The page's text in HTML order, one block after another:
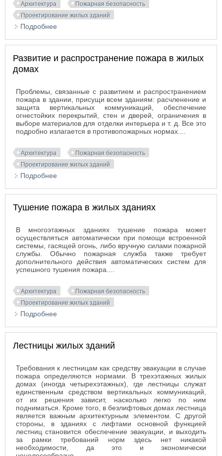
Архитектура
Пожарная безопасность
Проектирование жилых зданий
Подробнее
Развитие и распространение пожара в жилых
домах
Проблемы, связанные с развитием и распространением
пожара в здании, присущи всем зданиям: расчленение и
защита вертикальных коммуникаций, обеспечение
огнестойких перекрытий, стен и дверей, ограничения в
выборе материалов для отделки интерьера и т. д. Все это
подробно излагается в противопожарных нормах....
Архитектура
Пожарная безопасность
Проектирование жилых зданий
Подробнее
Тушение пожара в жилых зданиях
В многоэтажных зданиях тушение пожара может
осуществляться автоматически при помощи встроенной
системы, гасящей огонь, либо вручную силами пожарной
службы. Обычно пожарная служба также требует
дополнительного действия автоматических систем для
успешного тушения пожара....
Архитектура
Пожарная безопасность
Проектирование жилых зданий
Подробнее
Лестницы жилых зданий
Требования к лестницам как средству эвакуации в случае
пожара определяются нормами. В трехэтажных жилых
домах (иногда четырехэтажных), где лестницы служат
единственным средством вертикальных коммуникаций,
от их решения зависит, насколько легко по ним
подниматься. Кроме того, в безлифтовых домах лестница
является важным архитектурным элементом. С другой
стороны, в зданиях с лифтами основной функцией
лестниц становится обеспечение эвакуации, и выходить
за рамки требований норм здесь нет никакой
необходимости, да это и экономически